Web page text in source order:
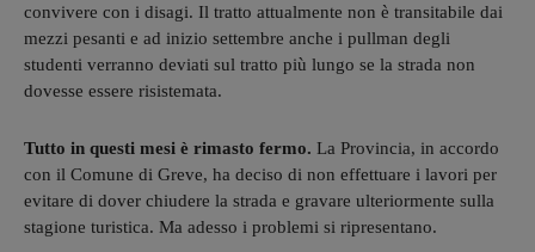
convivere con i disagi. Il tratto attualmente non è transitabile dai
mezzi pesanti e ad inizio settembre anche i pullman degli
studenti verranno deviati sul tratto più lungo se la strada non
dovesse essere risistemata.
Tutto in questi mesi è rimasto fermo. La Provincia, in accordo
con il Comune di Greve, ha deciso di non effettuare i lavori per
evitare di dover chiudere la strada e gravare ulteriormente sulla
stagione turistica. Ma adesso i problemi si ripresentano.